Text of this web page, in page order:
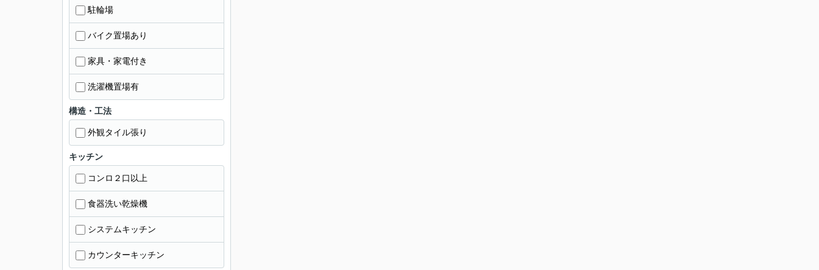
駐輪場
バイク置場あり
家具・家電付き
洗濯機置場有
構造・工法
外観タイル張り
キッチン
コンロ２口以上
食器洗い乾燥機
システムキッチン
カウンターキッチン